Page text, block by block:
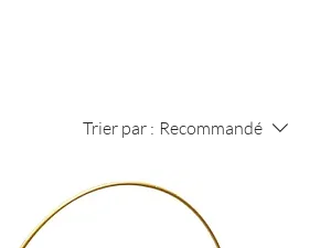
Trier par : Recommandé